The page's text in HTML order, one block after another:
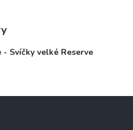
Svíčky velké Reserve